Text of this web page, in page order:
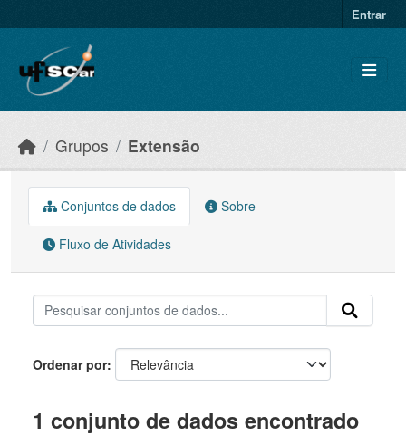
Entrar
Grupos Extensão
Conjuntos de dados Sobre
Fluxo de Atividades
Ordenar por
1 conjunto de dados encontrado